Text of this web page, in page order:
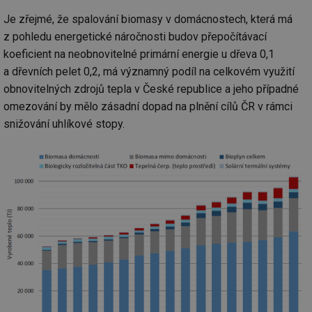
Je zřejmé, že spalování biomasy v domácnostech, která má
z pohledu energetické náročnosti budov přepočítávací
koeficient na neobnovitelné primární energie u dřeva 0,1
a dřevních pelet 0,2, má významný podíl na celkovém využití
obnovitelných zdrojů tepla v České republice a jeho případné
omezování by mělo zásadní dopad na plnění cílů ČR v rámci
snižování uhlíkové stopy.